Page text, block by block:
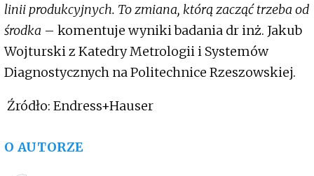
linii produkcyjnych. To zmiana, którą zacząć trzeba od
środka – komentuje wyniki badania dr inż. Jakub
Wojturski z Katedry Metrologii i Systemów
Diagnostycznych na Politechnice Rzeszowskiej.
Źródło: Endress+Hauser
O AUTORZE